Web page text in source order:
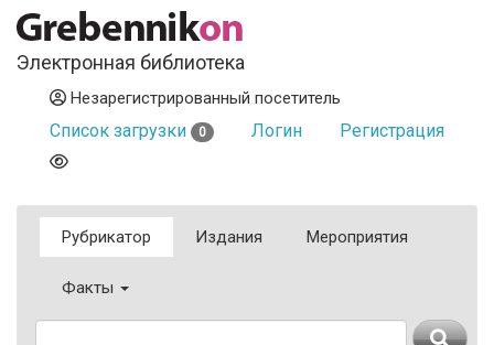
Электронная библиотека
Незарегистрированный посетитель
Список загрузки 0 Логин Регистрация
Рубрикатор Издания Мероприятия
Факты